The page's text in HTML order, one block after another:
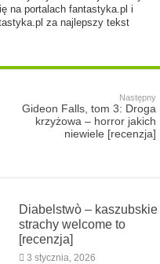
na portalach fantastyka.pl i
za najlepszy tekst
Następny
Gideon Falls, tom 3: Droga
krzyżowa – horror jakich
niewiele [recenzja]
Diabelstwò – kaszubskie
strachy welcome to
[recenzja]
3 stycznia, 2026